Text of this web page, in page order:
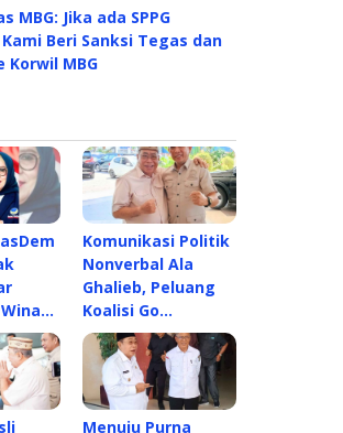
MBG: Jika ada SPPG
Beri Sanksi Tegas dan
Korwil MBG
Komunikasi Politik
Nonverbal Ala
Ghalieb, Peluang
Koalisi Go…
Menuju Purna